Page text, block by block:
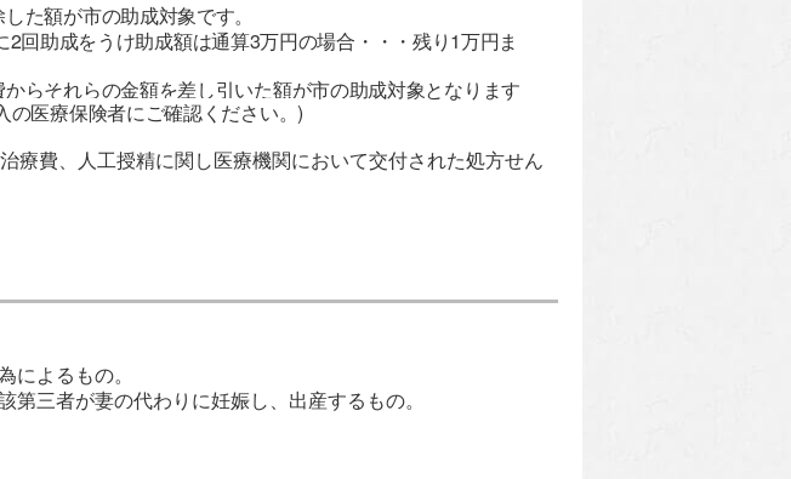
た額が市の助成対象です。
2回助成をうけ助成額は通算3万円の場合・・・残り1万円ま
らそれらの金額を差し引いた額が市の助成対象となります
医療保険者にご確認ください。)
療費、人工授精に関し医療機関において交付された処方せん
よるもの。
三者が妻の代わりに妊娠し、出産するもの。